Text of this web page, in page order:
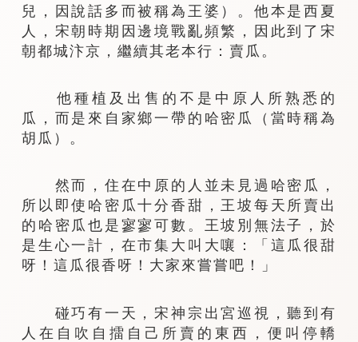
兒，因說話多而被稱為王婆）。他本是西夏
人，宋朝時期因邊境戰亂頻繁，因此到了宋
朝都城汴京，繼續其老本行：賣瓜。
他種植及出售的不是中原人所熟悉的
瓜，而是來自家鄉一帶的哈密瓜（當時稱為
胡瓜）。
然而，住在中原的人並未見過哈密瓜，
所以即使哈密瓜十分香甜，王坡每天所賣出
的哈密瓜也是寥寥可數。王坡別無法子，於
是生心一計，在市集大叫大嚷：「這瓜很甜
呀！這瓜很香呀！大家來嘗嘗吧！」
碰巧有一天，宋神宗出宮巡視，聽到有
人在自吹自擂自己所賣的東西，便叫停轎